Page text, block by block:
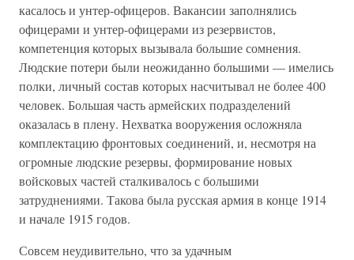
касалось и унтер-офицеров. Вакансии заполнялись
офицерами и унтер-офицерами из резервистов,
компетенция которых вызывала большие сомнения.
Людские потери были неожиданно большими — имелись
полки, личный состав которых насчитывал не более 400
человек. Большая часть армейских подразделений
оказалась в плену. Нехватка вооружения осложняла
комплектацию фронтовых соединений, и, несмотря на
огромные людские резервы, формирование новых
войсковых частей сталкивалось с большими
затруднениями. Такова была русская армия в конце 1914
и начале 1915 годов.
Совсем неудивительно, что за удачным